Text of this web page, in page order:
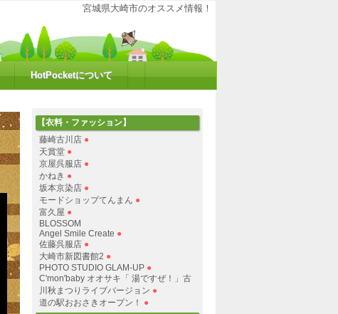
大崎の魅力を再発見！ポケットにHOTな情報をお届けするコミュニティサイト
宮城県大崎市のオススメ情報！
HotPocketについて
【衣料・ファッション】
藤崎古川店 ●
天賞堂 ●
京屋呉服店 ●
かねき ●
坂本京染店 ●
モードショップてんまん ●
富久屋 ●
BLOSSOM
Angel Smile Create ●
佐藤呉服店 ●
大崎市新図書館2 ●
PHOTO STUDIO GLAM-UP ●
C'mon'baby オオサキ「 湯ですぜ！」古
川秋まつりライブバージョン ●
道の駅おおさきオープン！
●